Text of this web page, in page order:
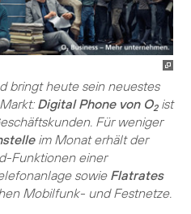
bringt heute sein neuestes
Digital Phone von O2ist
Für weniger
im Monat erhält der
Funktionen einer
sowie Flatrates
Mobilfunk- und Festnetze.